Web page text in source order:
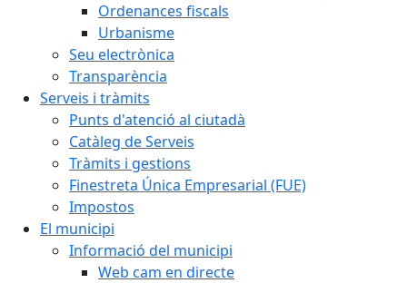
Ordenances fiscals
Urbanisme
Seu electrònica
Transparència
Serveis i tràmits
Punts d'atenció al ciutadà
Catàleg de Serveis
Tràmits i gestions
Finestreta Única Empresarial (FUE)
Impostos
El municipi
Informació del municipi
Web cam en directe